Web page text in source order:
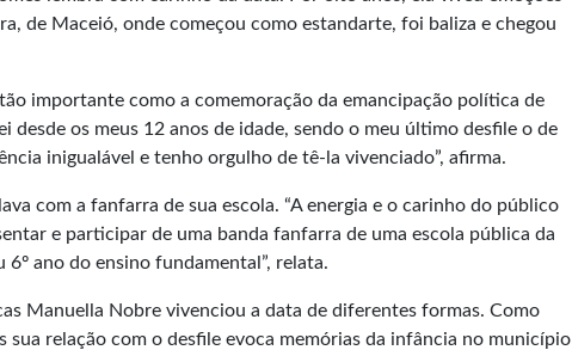
de Maceió, onde começou como estandarte, foi baliza e chegou
importante como a comemoração da emancipação política de
os meus 12 anos de idade, sendo o meu último desfile o de
inigualável e tenho orgulho de tê-la vivenciado”, afirma.
com a fanfarra de sua escola. “A energia e o carinho do público
e participar de uma banda fanfarra de uma escola pública da
ano do ensino fundamental”, relata.
Manuella Nobre vivenciou a data de diferentes formas. Como
sua relação com o desfile evoca memórias da infância no município